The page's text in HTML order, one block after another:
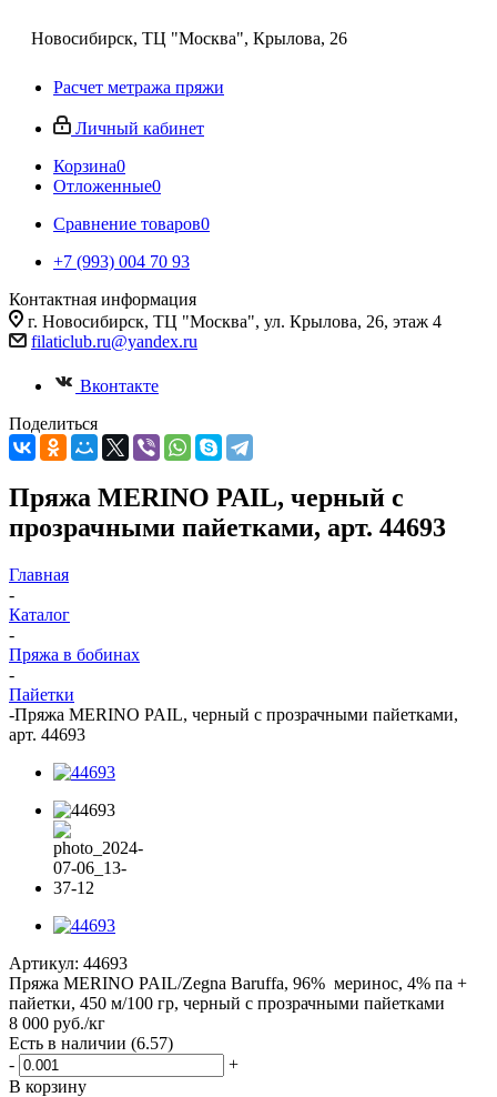
Новосибирск, ТЦ "Москва", Крылова, 26
Расчет метража пряжи
Личный кабинет
Корзина0
Отложенные0
Сравнение товаров0
+7 (993) 004 70 93
Контактная информация
г. Новосибирск, ТЦ "Москва", ул. Крылова, 26, этаж 4
filaticlub.ru@yandex.ru
Вконтакте
Поделиться
Пряжа MERINO PAIL, черный с
прозрачными пайетками, арт. 44693
Главная
-
Каталог
-
Пряжа в бобинах
-
Пайетки
-Пряжа MERINO PAIL, черный с прозрачными пайетками,
арт. 44693
Артикул: 44693
Пряжа MERINO PAIL/Zegna Baruffa, 96% меринос, 4% па +
пайетки, 450 м/100 гр, черный с прозрачными пайетками
8 000 руб./кг
Есть в наличии (6.57)
-
+
В корзину